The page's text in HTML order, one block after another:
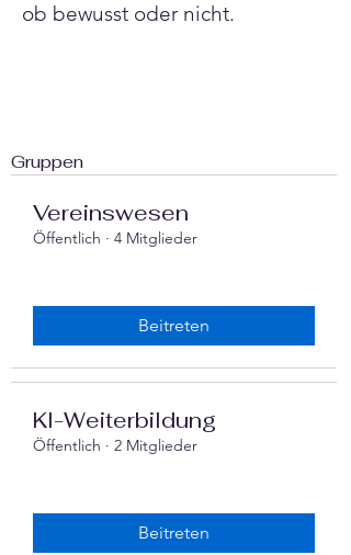
ob bewusst oder nicht.
Gruppen
Vereinswesen
Öffentlich · 4 Mitglieder
Beitreten
‍KI-Weiterbildung
Öffentlich · 2 Mitglieder
Beitreten